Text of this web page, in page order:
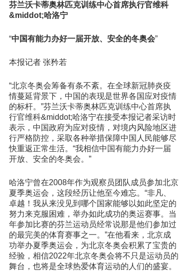
芬兰沃卡蒂奥林匹克训练中心首席执行官维科
&middot;哈洛宁
“中国有能力办好一届开放、安全的冬奥会”
本报记者 张矜若
“北京冬奥会筹备有条不紊。在全球新冠肺炎疫
情蔓延背景下，中国的表现是世界各国应对疫情
的标杆。”芬兰沃卡蒂奥林匹克训练中心首席执
行官维科&middot;哈洛宁在接受本报记者采访时
表示，中国政府为应对疫情，对境内风险地区进
行严格防控，采取各种举措保障中国人民能够尽
快重返正常生活。“我相信中国有能力办好一届
开放、安全的冬奥会。”
哈洛宁曾在2008年作为观察员团队成员参加北京
夏季奥运会，这段经历让他至今难忘。“非凡、
卓越！我从来没见到哪个国家能够以如此坚定的
努力来克服困难，举办如此成功的奥运赛事。当
年参加比赛的芬兰运动员经常说那是他们参加过
的最完美的体育赛事之一。”在他看来，北京成
功举办夏季奥运会，为北京冬奥会积累了宝贵的
经验，相信2022年北京冬奥会将不只是运动员的
舞台，也将是全球热爱体育运动的人们的盛宴。